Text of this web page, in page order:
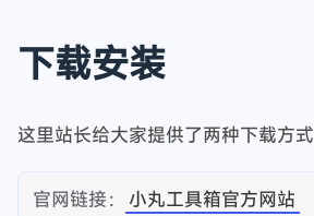
下载安装
这里站长给大家提供了两种下载方式
官网链接： 小丸工具箱官方网站